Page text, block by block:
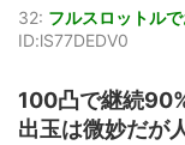
32: フルスロットル
ID:lS77DEDV0
100凸で継続
出玉は微妙だが